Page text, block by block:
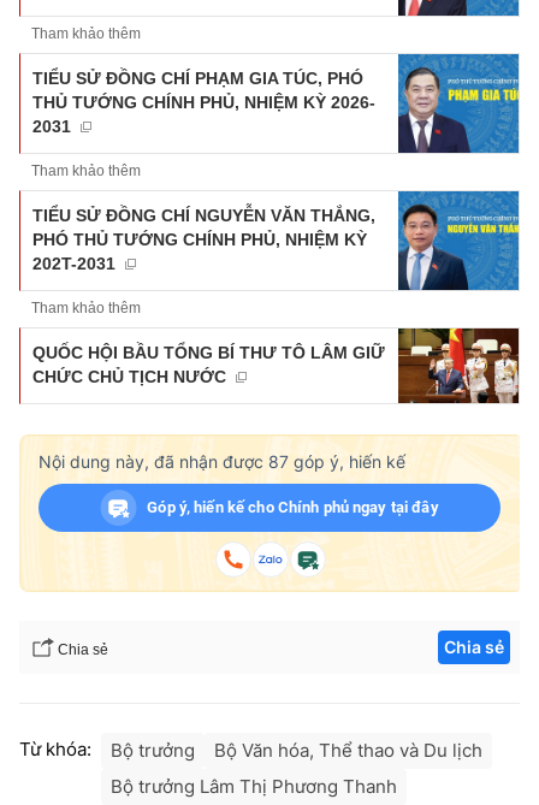
Tham khảo thêm
TIỂU SỬ ĐỒNG CHÍ PHẠM GIA TÚC, PHÓ
THỦ TƯỚNG CHÍNH PHỦ, NHIỆM KỲ 2026-
2031
Tham khảo thêm
TIỂU SỬ ĐỒNG CHÍ NGUYỄN VĂN THẮNG,
PHÓ THỦ TƯỚNG CHÍNH PHỦ, NHIỆM KỲ
202T-2031
Tham khảo thêm
QUỐC HỘI BẦU TỔNG BÍ THƯ TÔ LÂM GIỮ
CHỨC CHỦ TỊCH NƯỚC
Nội dung này, đã nhận được 87 góp ý, hiến kế
Góp ý, hiến kế cho Chính phủ ngay tại đây
Chia sẻ Chia sẻ
Từ khóa: Bộ trưởng
Bộ Văn hóa, Thể thao và Du lịch
Bộ trưởng Lâm Thị Phương Thanh